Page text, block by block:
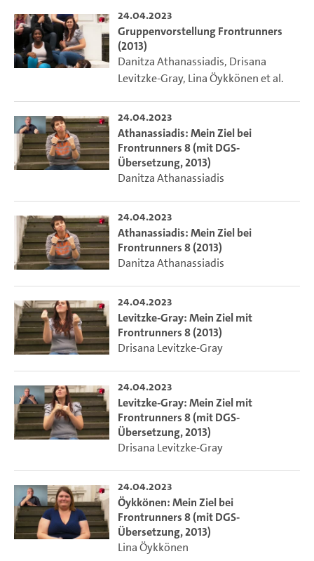
24.04.2023
Gruppenvorstellung Frontrunners
(2013)
Danitza Athanassiadis, Drisana
Levitzke-Gray, Lina Öykkönenet al.
24.04.2023
Athanassiadis: Mein Ziel bei
Frontrunners 8 (mit DGS-
Übersetzung, 2013)
Danitza Athanassiadis
24.04.2023
Athanassiadis: Mein Ziel bei
Frontrunners 8 (2013)
Danitza Athanassiadis
24.04.2023
Levitzke-Gray: Mein Ziel mit
Frontrunners 8 (2013)
Drisana Levitzke-Gray
24.04.2023
Levitzke-Gray: Mein Ziel mit
Frontrunners 8 (mit DGS-
Übersetzung, 2013)
Drisana Levitzke-Gray
24.04.2023
Öykkönen: Mein Ziel bei
Frontrunners 8 (mit DGS-
Übersetzung, 2013)
Lina Öykkönen